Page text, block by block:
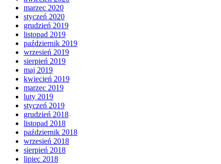
marzec 2020
styczeń 2020
grudzień 2019
listopad 2019
październik 2019
wrzesień 2019
sierpień 2019
maj 2019
kwiecień 2019
marzec 2019
luty 2019
styczeń 2019
grudzień 2018
listopad 2018
październik 2018
wrzesień 2018
sierpień 2018
lipiec 2018